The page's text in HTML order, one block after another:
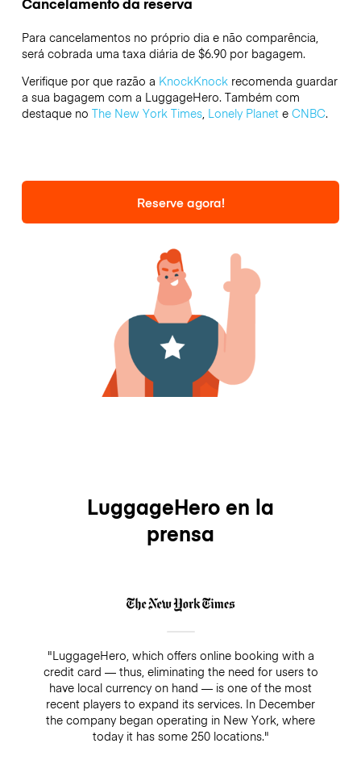
Para cancelamentos no próprio dia e não comparência,
será cobrada uma taxa diária de $6.90 por bagagem.
Verifique por que razão a KnockKnockrecomenda guardar
a sua bagagem com a LuggageHero. Também com
destaque no The New York Times, Lonely Planete CNBC.
Reserve agora!
LuggageHero en la
prensa
"LuggageHero, which offers online booking with a
credit card — thus, eliminating the need for users to
have local currency on hand — is one of the most
recent players to expand its services. In December
the company began operating in New York, where
today it has some 250 locations."